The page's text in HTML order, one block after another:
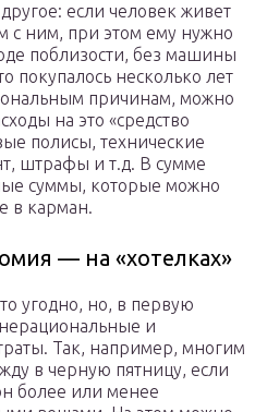
если человек живет
с ним, при этом ему нужно
поблизости, без машины
покупалось несколько лет
причинам, можно
на это «средство
полисы, технические
штрафы и т.д. В сумме
суммы, которые можно
в карман.
— на «хотелках»
угодно, но, в первую
и
Так, например, многим
в черную пятницу, если
более или менее